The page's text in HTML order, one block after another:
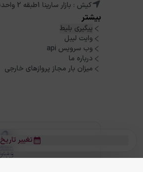
تغییر تاریخ
کیش : بازار سارینا 1طبقه 2 واحد209
بیشتر
پیگیری بلیط
وایت لیبل
وب سرویس api
درباره ما
میزان بار مجاز پروازهای خارجی